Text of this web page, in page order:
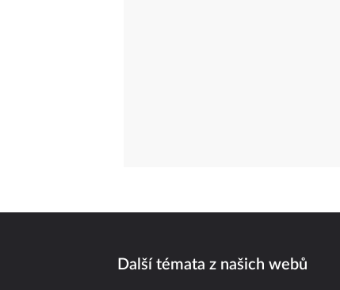
Další témata z našich webů